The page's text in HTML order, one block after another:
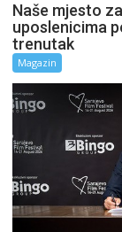
Naše mjesto
uposlenicima
trenutak
Magazin